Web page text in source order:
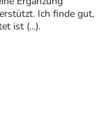
Ich finde gut,
ist (...).